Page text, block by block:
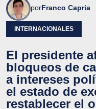
porFranco Capria
INTERNACIONALES
El presidente
bloqueos de
a intereses
el estado de
restablecer el